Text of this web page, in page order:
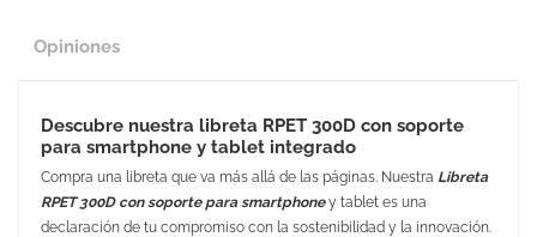
Opiniones
Descubre nuestra libreta RPET 300D con soporte
para smartphone y tablet integrado
Compra una libreta que va más allá de las páginas. Nuestra Libreta
RPET 300D con soporte para smartphoney tablet es una
declaración de tu compromiso con la sostenibilidad y la innovación.